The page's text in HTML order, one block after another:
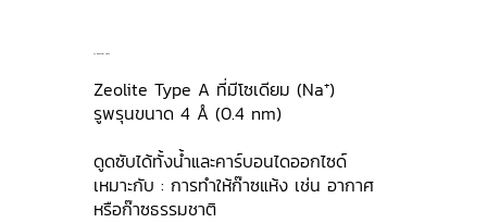
4A Molecular Sieve
Zeolite Type A ที่มีโซเดียม (Na⁺)
รูพรุนขนาด 4 Å (0.4 nm)
ดูดซับได้ทั้งน้ำและคาร์บอนไดออกไซด์
เหมาะกับ : การทำให้ก๊าซแห้ง เช่น อากาศ
หรือก๊าซธรรมชาติ